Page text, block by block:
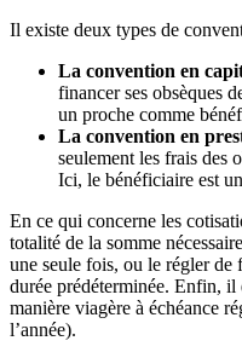
Il existe deux types de
La convention en
financer ses obsèques
un proche comme
La convention en
seulement les frais des
Ici, le bénéficiaire est
En ce qui concerne les
totalité de la somme
une seule fois, ou le régler de
durée prédéterminée. Enfin, il
manière viagère à échéance
l’année).